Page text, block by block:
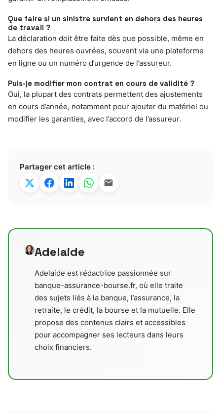
Que faire si un sinistre survient en dehors des heures
de travail ?
La déclaration doit être faite dès que possible, même en
dehors des heures ouvrées, souvent via une plateforme
en ligne ou un numéro d’urgence de l’assureur.
Puis-je modifier mon contrat en cours de validité ?
Oui, la plupart des contrats permettent des ajustements
en cours d’année, notamment pour ajouter du matériel ou
modifier les garanties, avec l’accord de l’assureur.
Partager cet article :
Adelaide
Adelaide est rédactrice passionnée sur
banque-assurance-bourse.fr, où elle traite
des sujets liés à la banque, l’assurance, la
retraite, le crédit, la bourse et la mutuelle. Elle
propose des contenus clairs et accessibles
pour accompagner ses lecteurs dans leurs
choix financiers.